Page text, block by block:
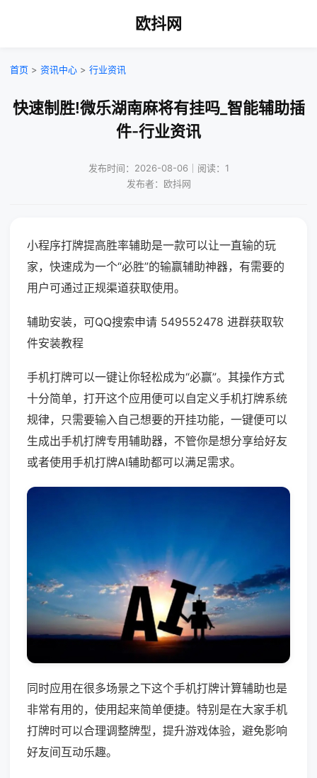
欧抖网
首页 > 资讯中心 > 行业资讯
快速制胜!微乐湖南麻将有挂吗_智能辅助插
件-行业资讯
发布时间：2026-08-06｜阅读：1
发布者：欧抖网
小程序打牌提高胜率辅助是一款可以让一直输的玩
家，快速成为一个“必胜”的输赢辅助神器，有需要的
用户可通过正规渠道获取使用。
辅助安装，可QQ搜索申请 549552478 进群获取软
件安装教程
手机打牌可以一键让你轻松成为“必赢”。其操作方式
十分简单，打开这个应用便可以自定义手机打牌系统
规律，只需要输入自己想要的开挂功能，一键便可以
生成出手机打牌专用辅助器，不管你是想分享给好友
或者使用手机打牌AI辅助都可以满足需求。
同时应用在很多场景之下这个手机打牌计算辅助也是
非常有用的，使用起来简单便捷。特别是在大家手机
打牌时可以合理调整牌型，提升游戏体验，避免影响
好友间互动乐趣。